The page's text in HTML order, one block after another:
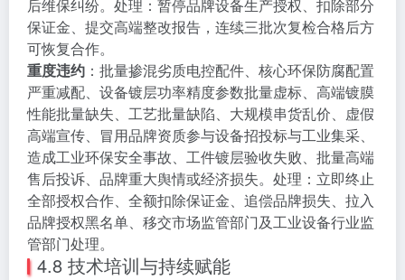
后维保纠纷。处理：暂停品牌设备生产授权、扣除部分
保证金、提交高端整改报告，连续三批次复检合格后方
可恢复合作。
重度违约 ：批量掺混劣质电控配件、核心环保防腐配置
严重减配、设备镀层功率精度参数批量虚标、高端镀膜
性能批量缺失、工艺批量缺陷、大规模串货乱价、虚假
高端宣传、冒用品牌资质参与设备招投标与工业集采、
造成工业环保安全事故、工件镀层验收失败、批量高端
售后投诉、品牌重大舆情或经济损失。处理：立即终止
全部授权合作、全额扣除保证金、追偿品牌损失、拉入
品牌授权黑名单、移交市场监管部门及工业设备行业监
管部门处理。
4.8 技术培训与持续赋能